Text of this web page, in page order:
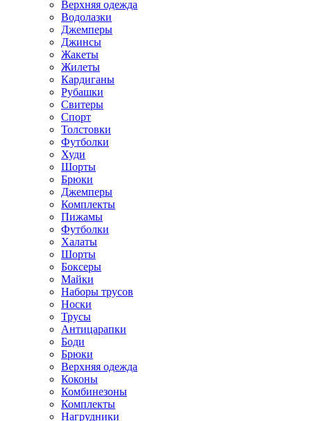
Верхняя одежда
Водолазки
Джемперы
Джинсы
Жакеты
Жилеты
Кардиганы
Рубашки
Свитеры
Спорт
Толстовки
Футболки
Худи
Шорты
Брюки
Джемперы
Комплекты
Пижамы
Футболки
Халаты
Шорты
Боксеры
Майки
Наборы трусов
Носки
Трусы
Антицарапки
Боди
Брюки
Верхняя одежда
Коконы
Комбинезоны
Комплекты
Нагрудники